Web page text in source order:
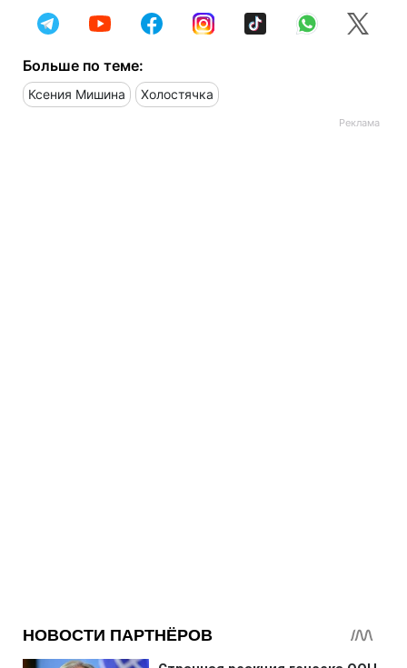
Больше по теме:
Ксения Мишина Холостячка